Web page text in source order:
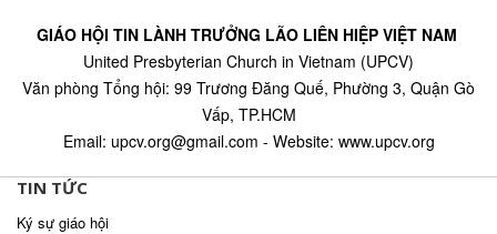
GIÁO HỘI TIN LÀNH TRƯỞNG LÃO LIÊN HIỆP VIỆT NAM
United Presbyterian Church in Vietnam (UPCV)
Văn phòng Tổng hội: 99 Trương Đăng Quế, Phường 3, Quận Gò
Vấp, TP.HCM
Email: upcv.org@gmail.com - Website: www.upcv.org
TIN TỨC
Ký sự giáo hội